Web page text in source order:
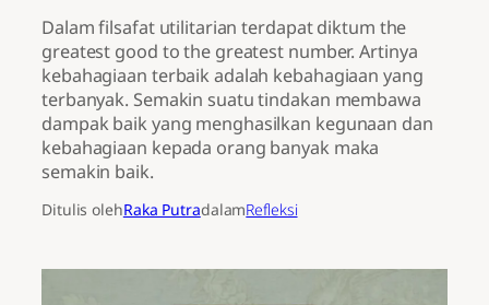
Dalam filsafat utilitarian terdapat diktum the
greatest good to the greatest number. Artinya
kebahagiaan terbaik adalah kebahagiaan yang
terbanyak. Semakin suatu tindakan membawa
dampak baik yang menghasilkan kegunaan dan
kebahagiaan kepada orang banyak maka
semakin baik.
Ditulis olehRaka PutradalamRefleksi